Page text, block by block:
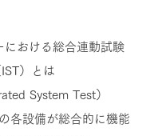
における総合連動試験
IST）とは
System Test）
各設備が総合的に機能